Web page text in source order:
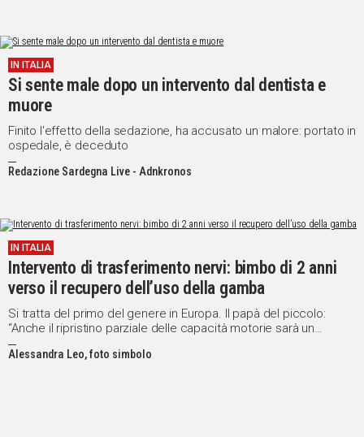
IN ITALIA
Si sente male dopo un intervento dal dentista e
muore
Finito l'effetto della sedazione, ha accusato un malore: portato in
ospedale, è deceduto
Redazione Sardegna Live - Adnkronos
IN ITALIA
Intervento di trasferimento nervi: bimbo di 2 anni
verso il recupero dell’uso della gamba
Si tratta del primo del genere in Europa. Il papà del piccolo:
“Anche il ripristino parziale delle capacità motorie sarà un
successo”
Alessandra Leo, foto simbolo